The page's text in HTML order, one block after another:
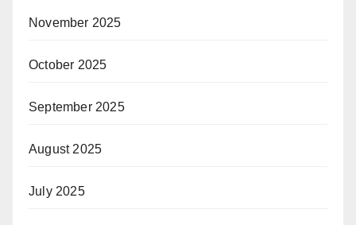
November 2025
October 2025
September 2025
August 2025
July 2025